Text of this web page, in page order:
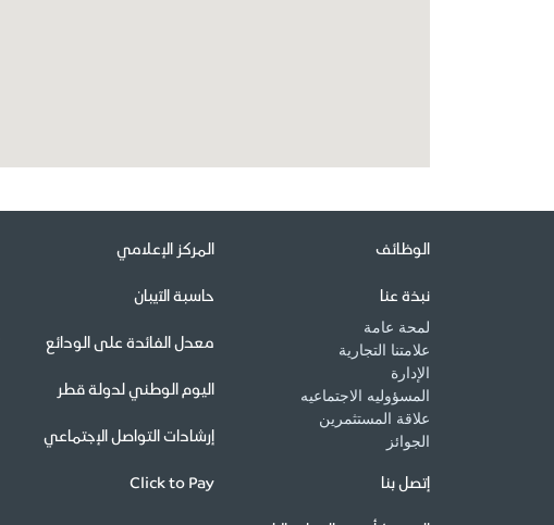
الوظائف
نبذة عنا
لمحة عامة
علامتنا التجارية
الإدارة
المسؤوليه الاجتماعيه
علاقة المستثمرين
الجوائز
إتصل بنا
المركز الإعلامي
حاسبة الآيبان
معدل الفائدة على الودائع
اليوم الوطني لدولة قطر
إرشادات التواصل الإجتماعي
Click to Pay